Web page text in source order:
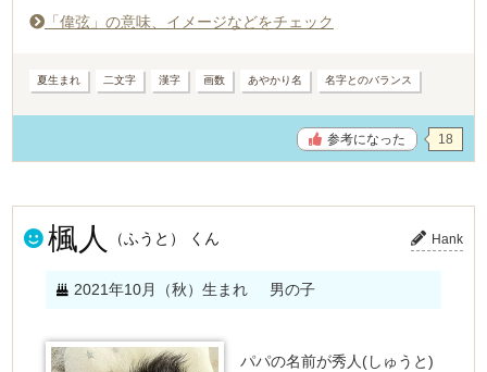
で
譲らなかったです。
なかなかいない呼び名と漢字なので読んでもらえることが
その後羽生結弦くんのおかげで
読み方が浸透してきたので良かったです!!
「偉弦」の意味、イメージなどをチェック
夏生まれ 二文字 漢字 画数 あやかり名 名字とのバランス
参考になった 18
楓人 （ふうと） くん Hank
2021年10月（秋）生まれ 男の子
パパの名前が秀人(しゅうと)